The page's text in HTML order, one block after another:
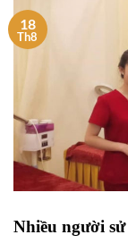
18
Th8
Nhiều người